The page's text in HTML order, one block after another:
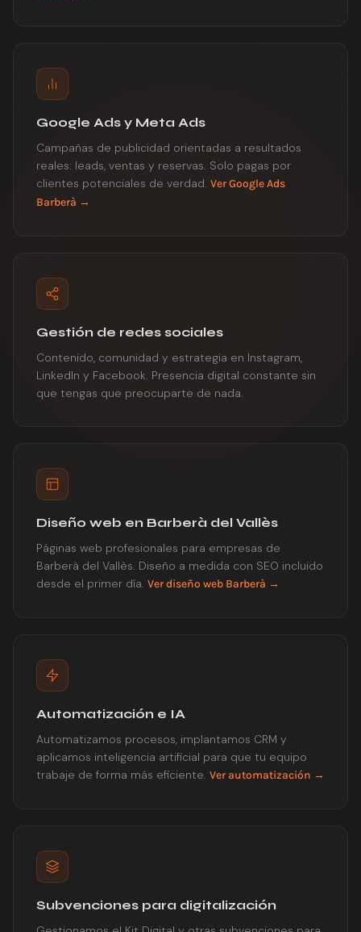
Google Ads y Meta Ads
Campañas de publicidad orientadas a resultados
reales: leads, ventas y reservas. Solo pagas por
clientes potenciales de verdad. Ver Google Ads
Barberà →
Gestión de redes sociales
Contenido, comunidad y estrategia en Instagram,
LinkedIn y Facebook. Presencia digital constante sin
que tengas que preocuparte de nada.
Diseño web en Barberà del Vallès
Páginas web profesionales para empresas de
Barberà del Vallès. Diseño a medida con SEO incluido
desde el primer día. Ver diseño web Barberà →
Automatización e IA
Automatizamos procesos, implantamos CRM y
aplicamos inteligencia artificial para que tu equipo
trabaje de forma más eficiente. Ver automatización →
Subvenciones para digitalización